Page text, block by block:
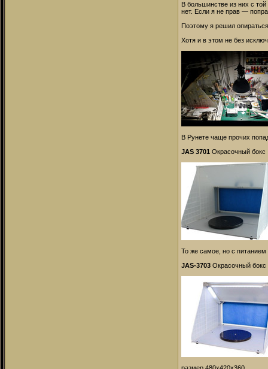
В большинстве из них с
нет. Если я не прав —
Поэтому я решил
Хотя и в этом не без
В Рунете чаще прочих
JAS 3701 Окрасочный бокс
То же самое, но с питанием
JAS-3703 Окрасочный бокс